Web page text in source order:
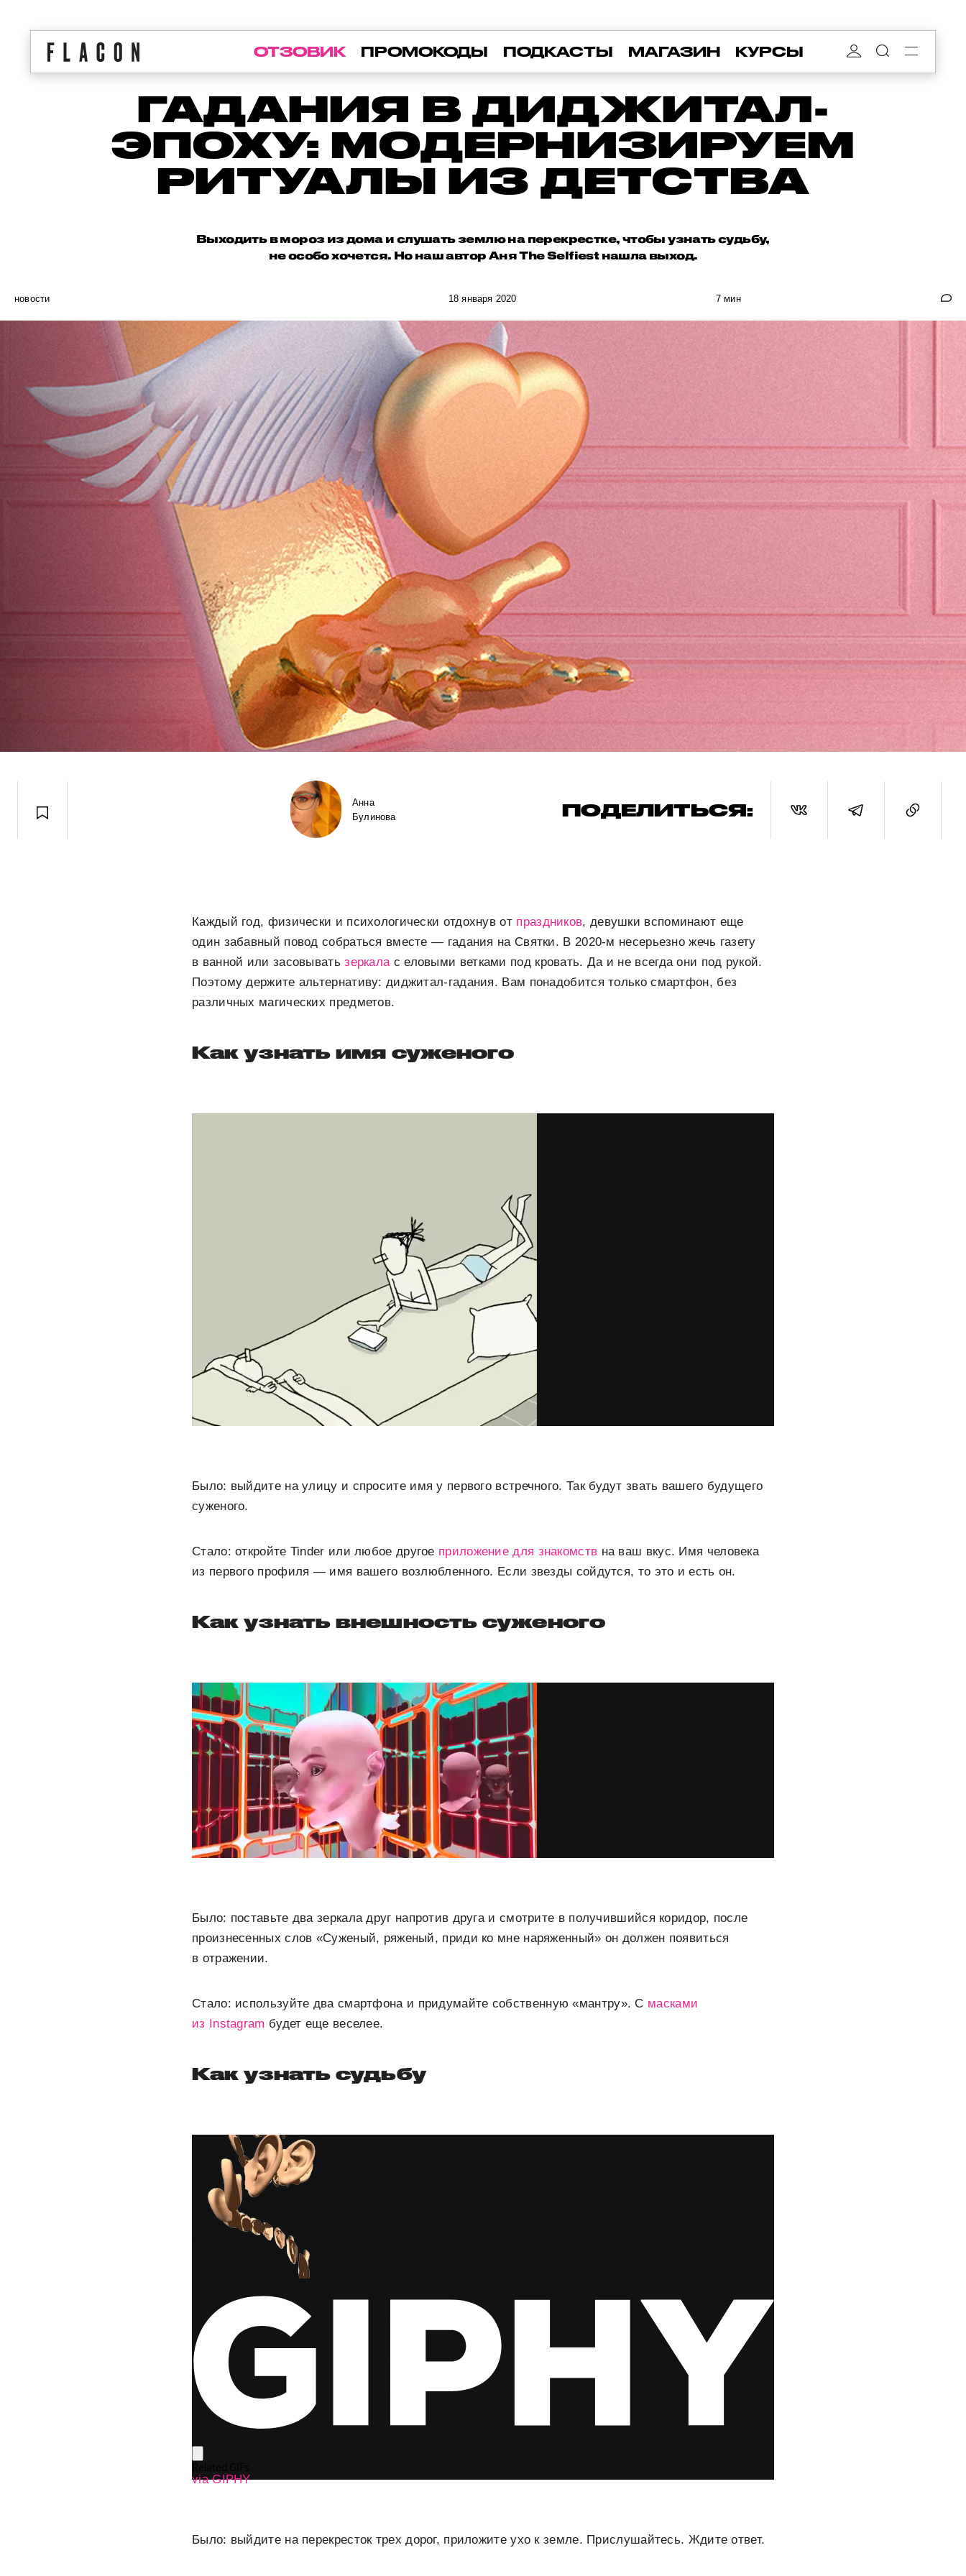
ОТЗОВИК ПРОМОКОДЫ ПОДКАСТЫ МАГАЗИН КУРСЫ
ГАДАНИЯ В ДИДЖИТАЛ-
ЭПОХУ: МОДЕРНИЗИРУЕМ
РИТУАЛЫ ИЗ ДЕТСТВА
Выходить в мороз из дома и слушать землю на перекрестке, чтобы узнать судьбу,
не особо хочется. Но наш автор Аня The Selfiest нашла выход.
новости 18 января 2020 7 мин
Анна
Булинова
ПОДЕЛИТЬСЯ:
Каждый год, физически и психологически отдохнув от праздников, девушки вспоминают еще
один забавный повод собраться вместе — гадания на Святки. В 2020-м несерьезно жечь газету
в ванной или засовыватьзеркалас еловыми ветками под кровать. Да и не всегда они под рукой.
Поэтому держите альтернативу: диджитал-гадания. Вам понадобится только смартфон, без
различных магических предметов.
Как узнать имя суженого
Было: выйдите на улицу и спросите имя у первого встречного. Так будут звать вашего будущего
суженого.
Стало: откройте Tinder или любое другое приложение для знакомств на ваш вкус. Имя человека
из первого профиля — имя вашего возлюбленного. Если звезды сойдутся, то это и есть он.
Как узнать внешность суженого
Было: поставьте два зеркала друг напротив друга и смотрите в получившийся коридор, после
произнесенных слов «Суженый, ряженый, приди ко мне наряженный» он должен появиться
в отражении.
Стало: используйте два смартфона и придумайте собственную «мантру». С масками
из Instagram будет еще веселее.
Как узнать судьбу
via GIPHY
Было: выйдите на перекресток трех дорог, приложите ухо к земле. Прислушайтесь. Ждите ответ.